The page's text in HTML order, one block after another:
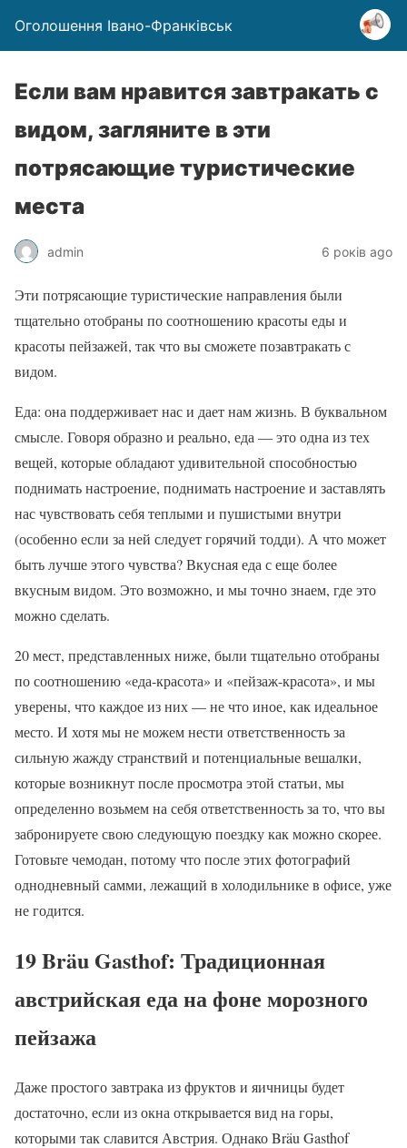
Оголошення Івано-Франківськ
Если вам нравится завтракать с
видом, загляните в эти
потрясающие туристические
места
admin 6 років ago
Эти потрясающие туристические направления были
тщательно отобраны по соотношению красоты еды и
красоты пейзажей, так что вы сможете позавтракать с
видом.
Еда: она поддерживает нас и дает нам жизнь. В буквальном
смысле. Говоря образно и реально, еда — это одна из тех
вещей, которые обладают удивительной способностью
поднимать настроение, поднимать настроение и заставлять
нас чувствовать себя теплыми и пушистыми внутри
(особенно если за ней следует горячий тодди). А что может
быть лучше этого чувства? Вкусная еда с еще более
вкусным видом. Это возможно, и мы точно знаем, где это
можно сделать.
20 мест, представленных ниже, были тщательно отобраны
по соотношению «еда-красота» и «пейзаж-красота», и мы
уверены, что каждое из них — не что иное, как идеальное
место. И хотя мы не можем нести ответственность за
сильную жажду странствий и потенциальные вешалки,
которые возникнут после просмотра этой статьи, мы
определенно возьмем на себя ответственность за то, что вы
забронируете свою следующую поездку как можно скорее.
Готовьте чемодан, потому что после этих фотографий
однодневный самми, лежащий в холодильнике в офисе, уже
не годится.
19 Bräu Gasthof: Традиционная
австрийская еда на фоне морозного
пейзажа
Даже простого завтрака из фруктов и яичницы будет
достаточно, если из окна открывается вид на горы,
которыми так славится Австрия. Однако Bräu Gasthof